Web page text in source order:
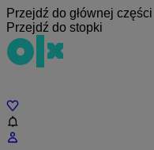
Przejdź do głównej części
Przejdź do stopki